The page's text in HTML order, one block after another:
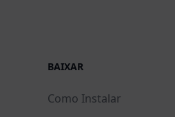
BAIXAR
Como Instalar